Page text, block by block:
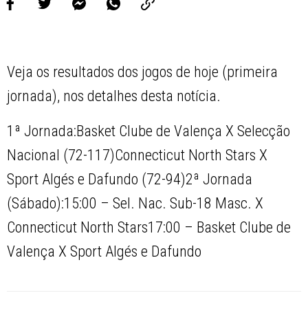
Veja os resultados dos jogos de hoje (primeira
jornada), nos detalhes desta notícia.
1ª Jornada:Basket Clube de Valença X Selecção
Nacional (72-117)Connecticut North Stars X
Sport Algés e Dafundo (72-94)2ª Jornada
(Sábado):15:00 – Sel. Nac. Sub-18 Masc. X
Connecticut North Stars17:00 – Basket Clube de
Valença X Sport Algés e Dafundo